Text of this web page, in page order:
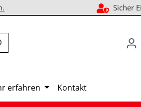
Sicher
erfahren Kontakt